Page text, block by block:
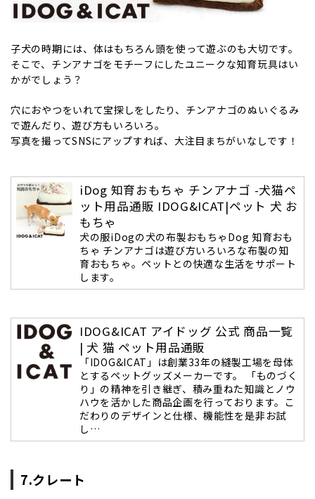
子犬の時期には、体はもちろん頭を使って遊ぶのも大切です。
そこで、チンアナゴをモチーフにしたユニークな知育玩具はい
かがでしょう？
穴におやつをいれて宝探しをしたり、チンアナゴのぬいぐるみ
で遊んだり、遊び方もいろいろ。
写真を撮ってSNSにアップすれば、大注目まちがいなしです！
iDog 知育おもちゃ チンアナゴ -犬猫ペ
ット用品通販 IDOG&ICAT|ペット 犬 お
もちゃ
犬の服iDogの犬の布製おもちゃDog 知育おも
ちゃ チンアナゴは遊び方いろいろな布製の知
育おもちゃ。ペットとの快適な生活をサポート
します。
IDOG&ICAT アイドッグ 公式 商品一覧
| 犬 猫 ペット用品通販
「IDOG&ICAT」は創業33年の縫製工場を母体
とするペットグッズメーカーです。 「ものづく
り」の精神を引き継ぎ、積み重ねた知識とノウ
ハウを活かした商品企画を行っております。こ
だわりのデザインと仕様、機能性を是非お試
し…
7.クレート